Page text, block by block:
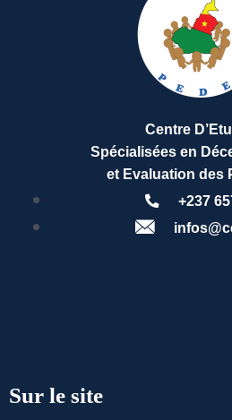
Centre
Spécialisées en
et Evaluation des
+237
Sur le site